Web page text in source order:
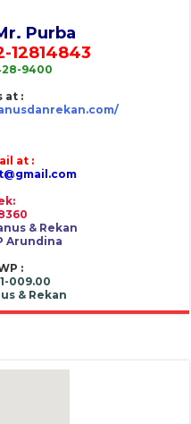
Purba
12814843
9400
at :
at :
& Rekan
Arundina
:
009.00
& Rekan